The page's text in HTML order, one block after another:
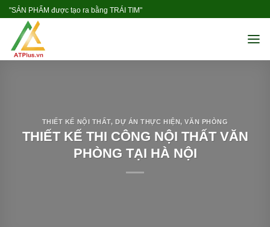
Skip
content
"SẢN PHẨM được tạo ra bằng TRÁI TIM"
THIẾT KẾ NỘI THẤT,DỰ ÁN THỰC HIỆN,VĂN PHÒNG
THIẾT KẾ THI CÔNG NỘI THẤT VĂN
PHÒNG TẠI HÀ NỘI